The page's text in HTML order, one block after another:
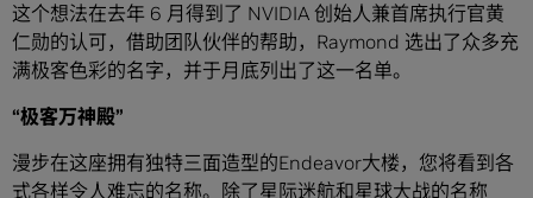
这个想法在去年 6 月得到了 NVIDIA 创始人兼首席执行官黄
仁勋的认可，借助团队伙伴的帮助，Raymond 选出了众多充
满极客色彩的名字，并于月底列出了这一名单。
“极客万神殿”
漫步在这座拥有独特三面造型的Endeavor大楼，您将看到各
式各样令人难忘的名称。除了星际迷航和星球大战的名称